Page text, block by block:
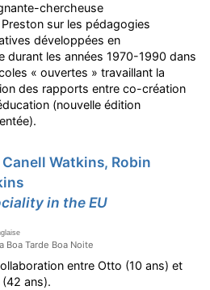
chercheuse
Preston sur les pédagogies
développées en
durant les années 1970-1990 dans
« ouvertes » travaillant la
des rapports entre co-création
(nouvelle édition
Watkins, Robin
in the EU
Boa Tarde Boa Noite
entre Otto (10 ans) et
(42 ans).